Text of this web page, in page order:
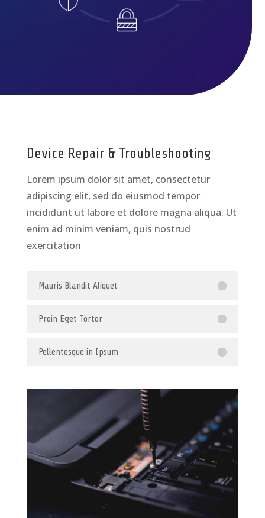
Device Repair & Troubleshooting
Lorem ipsum dolor sit amet, consectetur
adipiscing elit, sed do eiusmod tempor
incididunt ut labore et dolore magna aliqua. Ut
enim ad minim veniam, quis nostrud
exercitation
Mauris Blandit Aliquet
Proin Eget Tortor
Pellentesque in Ipsum